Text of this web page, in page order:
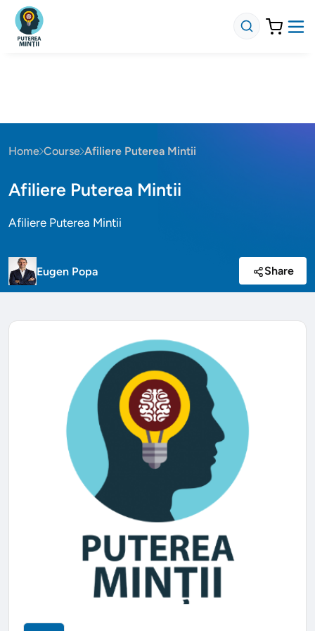
Home Course Afiliere Puterea Mintii
Afiliere Puterea Mintii
Afiliere Puterea Mintii
Eugen Popa Share